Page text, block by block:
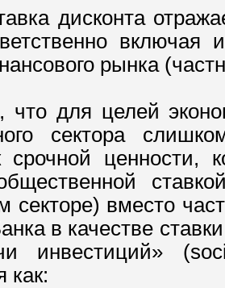
дисконта
рынка
что для целей
сектора
ценности,
секторе) вместо
в качестве
инвестиций»
как: